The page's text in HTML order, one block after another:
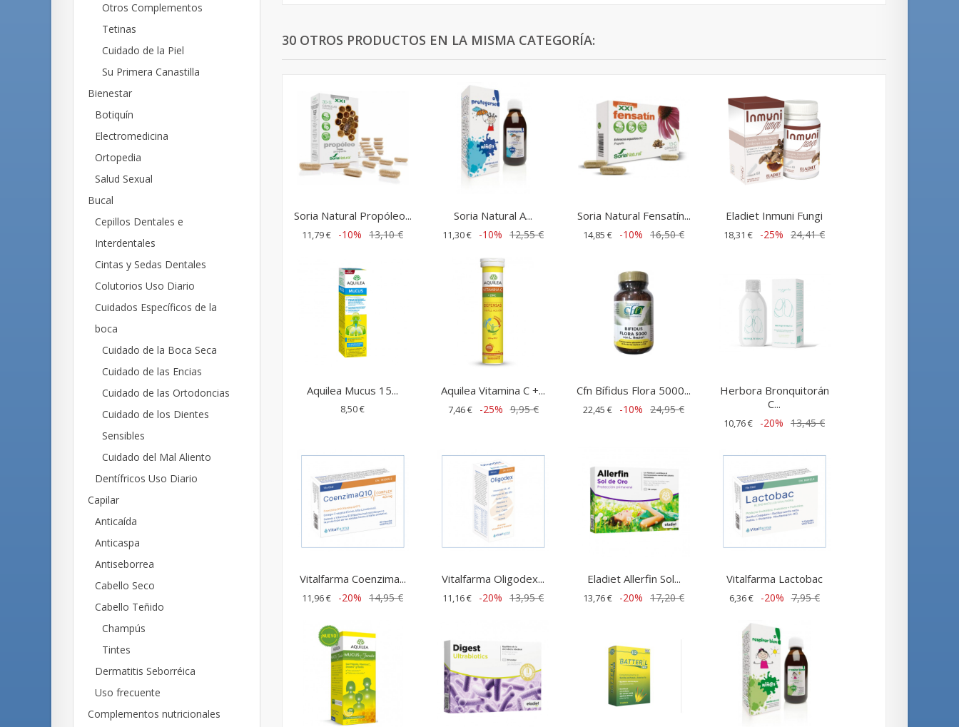
Otros Complementos
Tetinas
Cuidado de la Piel
Su Primera Canastilla
Bienestar
Botiquín
Electromedicina
Ortopedia
Salud Sexual
Bucal
Cepillos Dentales e
Interdentales
Cintas y Sedas Dentales
Colutorios Uso Diario
Cuidados Específicos de la
boca
Cuidado de la Boca Seca
Cuidado de las Encias
Cuidado de las Ortodoncias
Cuidado de los Dientes
Sensibles
Cuidado del Mal Aliento
Dentífricos Uso Diario
Capilar
Anticaída
Anticaspa
Antiseborrea
Cabello Seco
Cabello Teñido
Champús
Tintes
Dermatitis Seborréica
Uso frecuente
Complementos nutricionales
30 OTROS PRODUCTOS EN LA MISMA CATEGORÍA:
Soria Natural Propóleo...
11,79 € -10% 13,10 €
Soria Natural A...
11,30 € -10% 12,55 €
Soria Natural Fensatín...
14,85 € -10% 16,50 €
Eladiet Inmuni Fungi
18,31 € -25% 24,41 €
Aquilea Mucus 15...
8,50 €
Aquilea Vitamina C +...
7,46 € -25% 9,95 €
Cfn Bífidus Flora 5000...
22,45 € -10% 24,95 €
Herbora Bronquitorán
C...
10,76 € -20% 13,45 €
Vitalfarma Coenzima...
11,96 € -20% 14,95 €
Vitalfarma Oligodex...
11,16 € -20% 13,95 €
Eladiet Allerfin Sol...
13,76 € -20% 17,20 €
Vitalfarma Lactobac
6,36 € -20% 7,95 €